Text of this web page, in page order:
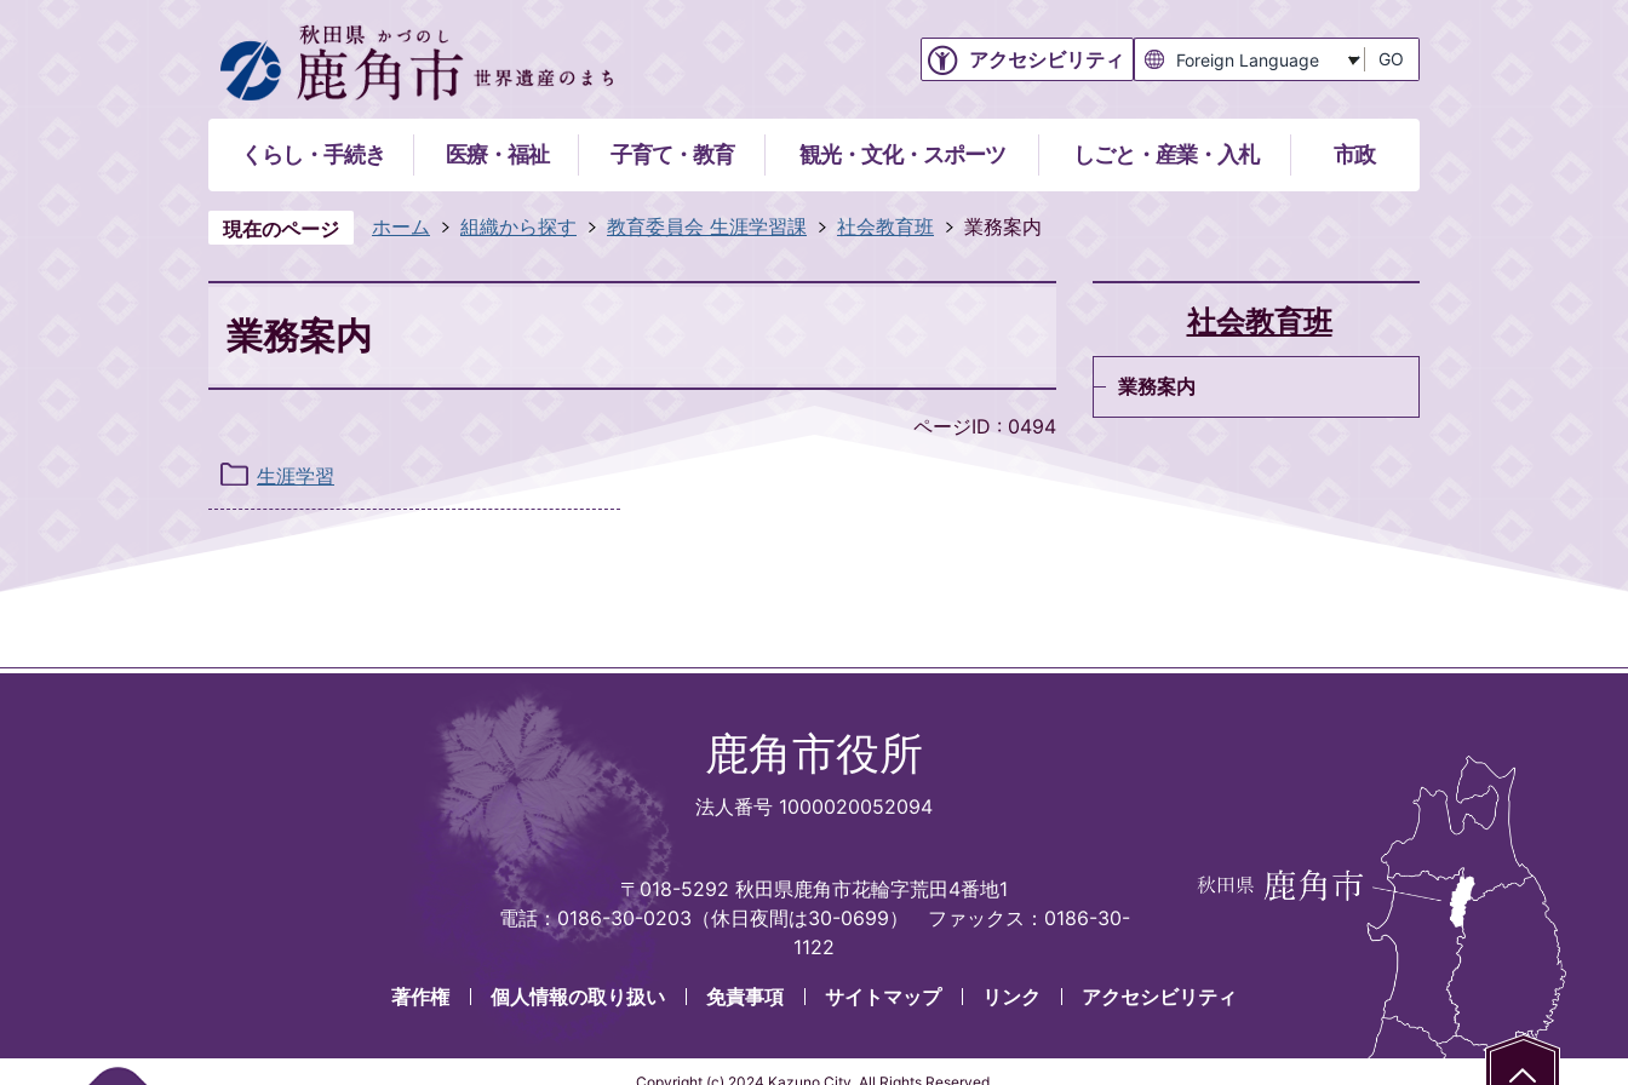
アクセシビリティ GO
くらし・手続き 医療・福祉 子育て・教育 観光・文化・スポーツ しごと・産業・入札 市政
現在のページ ホーム 組織から探す 教育委員会 生涯学習課 社会教育班 業務案内
業務案内
ページID : 0494
生涯学習
社会教育班
業務案内
鹿角市役所
法人番号 1000020052094
〒018-5292 秋田県鹿角市花輪字荒田4番地1
電話：0186-30-0203（休日夜間は30-0699）
ファックス：0186-30-
1122
著作権 個人情報の取り扱い 免責事項 サイトマップ リンク アクセシビリティ